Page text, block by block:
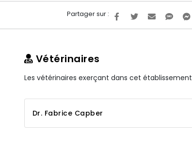
Partager sur :
Vétérinaires
Les vétérinaires exerçant dans cet établissement
Dr. Fabrice Capber